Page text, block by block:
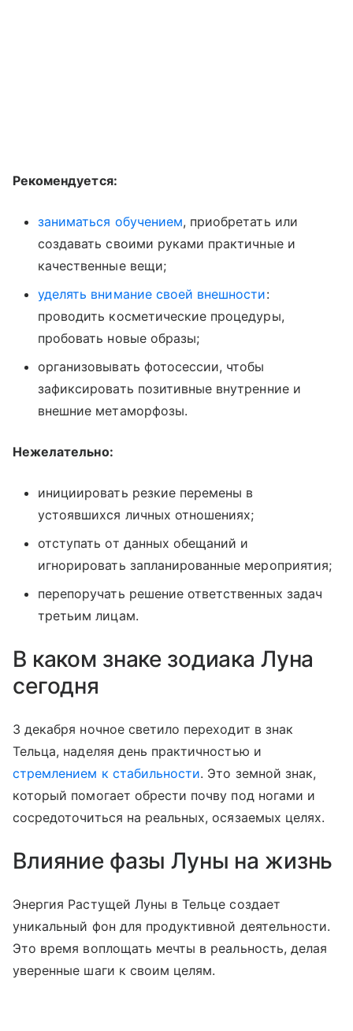
Рекомендуется:
заниматься обучением, приобретать или
создавать своими руками практичные и
качественные вещи;
уделять внимание своей внешности:
проводить косметические процедуры,
пробовать новые образы;
организовывать фотосессии, чтобы
зафиксировать позитивные внутренние и
внешние метаморфозы.
Нежелательно:
инициировать резкие перемены в
устоявшихся личных отношениях;
отступать от данных обещаний и
игнорировать запланированные мероприятия;
перепоручать решение ответственных задач
третьим лицам.
В каком знаке зодиака Луна
сегодня
3 декабря ночное светило переходит в знак
Тельца, наделяя день практичностью и
стремлением к стабильности. Это земной знак,
который помогает обрести почву под ногами и
сосредоточиться на реальных, осязаемых целях.
Влияние фазы Луны на жизнь
Энергия Растущей Луны в Тельце создает
уникальный фон для продуктивной деятельности.
Это время воплощать мечты в реальность, делая
уверенные шаги к своим целям.